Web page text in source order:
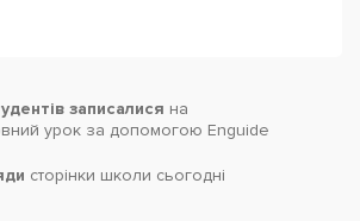
записалися на
урок за допомогою Enguide
сторінки школи cьогодні